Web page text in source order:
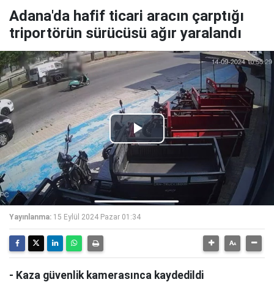
Adana'da hafif ticari aracın çarptığı
triportörün sürücüsü ağır yaralandı
Play
Video
Yayınlanma: 15 Eylül 2024 Pazar 01:34
- Kaza güvenlik kamerasınca kaydedildi